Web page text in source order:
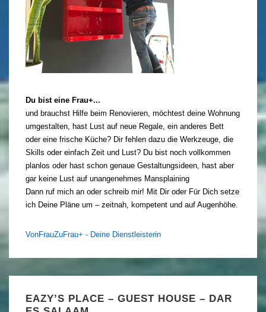
Du bist eine Frau+...
und brauchst Hilfe beim Renovieren, möchtest deine Wohnung
umgestalten, hast Lust auf neue Regale, ein anderes Bett
oder eine frische Küche? Dir fehlen dazu die Werkzeuge, die
Skills oder einfach Zeit und Lust? Du bist noch vollkommen
planlos oder hast schon genaue Gestaltungsideen, hast aber
gar keine Lust auf unangenehmes Mansplaining
Dann ruf mich an oder schreib mir! Mit Dir oder Für Dich setze
ich Deine Pläne um – zeitnah, kompetent und auf Augenhöhe.
VonFrauZuFrau+ - Deine Dienstleisterin
EAZY’S PLACE – GUEST HOUSE – DAR